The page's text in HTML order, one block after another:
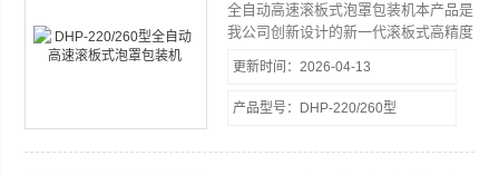
全自动高速滚板式泡罩包装机本产品是
我公司创新设计的新一代滚板式高精度
疗器械、电子企业的胶囊、片剂、奶
片、糖果及电子元器件等产品的铝塑、
更新时间：2026-04-13
产品型号：DHP-220/260型